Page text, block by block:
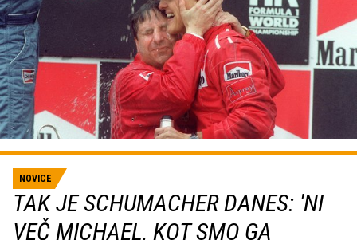
NOVICE
TAK JE SCHUMACHER DANES: 'NI
VEČ MICHAEL, KOT SMO GA